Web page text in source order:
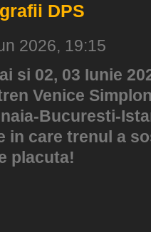
DPS
2026, 19:15
si 02, 03 Iunie
Venice
Bucuresti-
in care trenul a
placuta!